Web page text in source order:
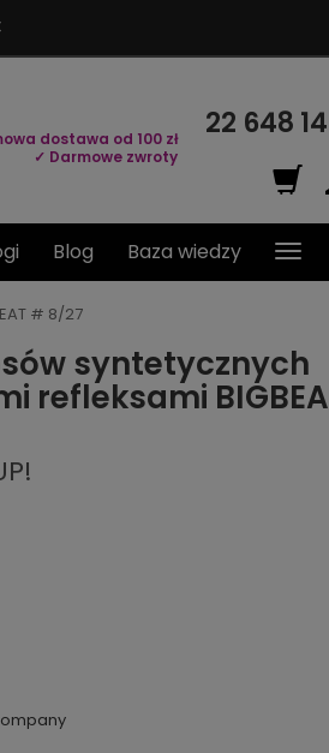
dostawa od 100 zł
✓ Darmowe zwroty
22 648
Blog Baza wiedzy
# 8/27
syntetycznych
refleksami